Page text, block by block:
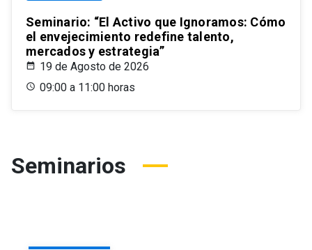
Seminario: “El Activo que Ignoramos: Cómo
el envejecimiento redefine talento,
mercados y estrategia”
19 de Agosto de 2026
09:00 a 11:00 horas
Seminarios